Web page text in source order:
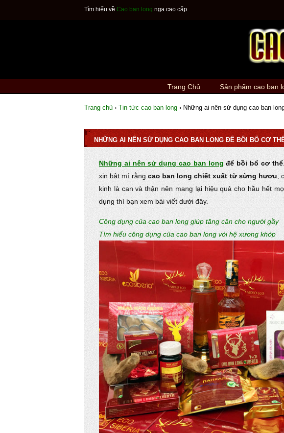
Tìm hiểu về Cao ban long nga cao cấp
Trang Chủ Sản phẩm cao ban
Trang chủ › Tin tức cao ban long › Những ai nên sử dụng cao ban
NHỮNG AI NÊN SỬ DỤNG CAO BAN LONG ĐỂ BỒI BỔ CƠ
Những ai nên sử dụng cao ban long để bồi bổ cơ thể
xin bật mí rằng cao ban long chiết xuất từ sừng hươu
kinh là can và thận nên mang lại hiệu quả cho hầu hết
dụng thì bạn xem bài viết dưới đây.
Công dụng của cao ban long giúp tăng cân cho người gầy
Tìm hiểu công dụng của cao ban long với hệ xương khớp